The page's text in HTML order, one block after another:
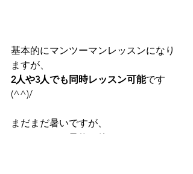
基本的にマンツーマンレッスンになり
ますが、
2人や3人でも同時レッスン可能です
(^^)/
まだまだ暑いですが、
たくさんのご予約お待ちしてます♪